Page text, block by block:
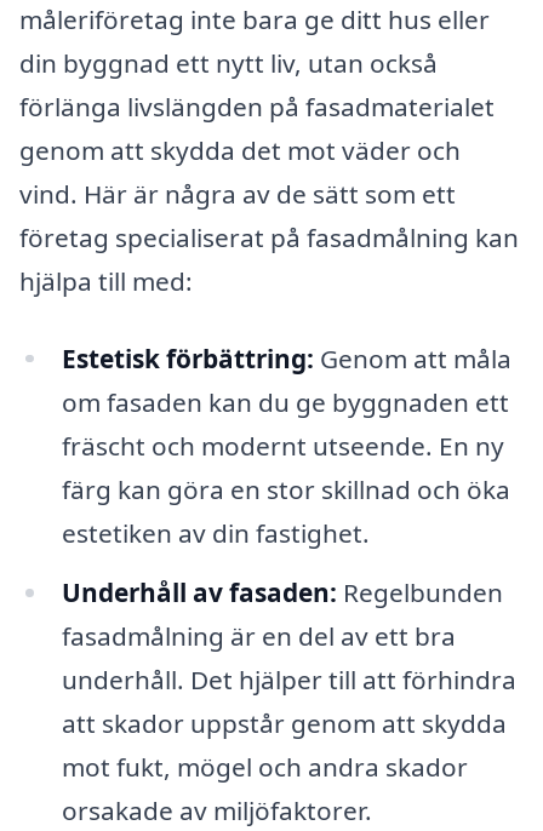
måleriföretag inte bara ge ditt hus eller
din byggnad ett nytt liv, utan också
förlänga livslängden på fasadmaterialet
genom att skydda det mot väder och
vind. Här är några av de sätt som ett
företag specialiserat på fasadmålning kan
hjälpa till med:
Estetisk förbättring: Genom att måla
om fasaden kan du ge byggnaden ett
fräscht och modernt utseende. En ny
färg kan göra en stor skillnad och öka
estetiken av din fastighet.
Underhåll av fasaden: Regelbunden
fasadmålning är en del av ett bra
underhåll. Det hjälper till att förhindra
att skador uppstår genom att skydda
mot fukt, mögel och andra skador
orsakade av miljöfaktorer.